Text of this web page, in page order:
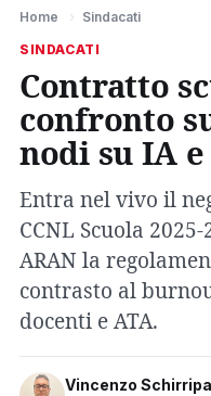
Home › Sindacati
SINDACATI
Contratto
confronto
nodi su IA
Entra nel vivo il
CCNL Scuola
ARAN la
contrasto al
docenti e ATA.
Vincenzo Schirripa